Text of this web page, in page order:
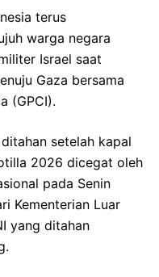
terus
warga negara
Israel saat
Gaza bersama
(GPCI).
setelah kapal
2026 dicegat oleh
pada Senin
Kementerian Luar
yang ditahan